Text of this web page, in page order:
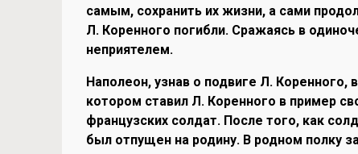
самым, сохранить их жизни, а сами
Л. Коренного погибли. Сражаясь в
неприятелем.
Наполеон, узнав о подвиге Л. Коренного,
котором ставил Л. Коренного в пример
французских солдат. После того, как
был отпущен на родину. В родном полку